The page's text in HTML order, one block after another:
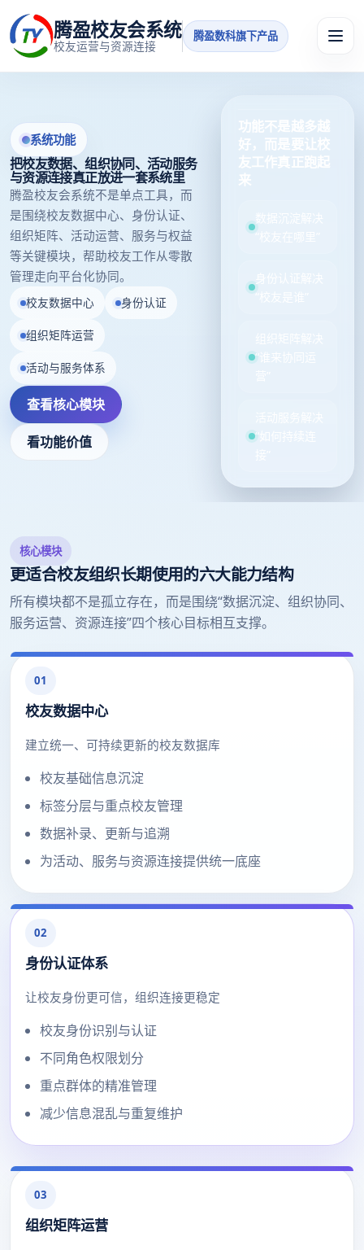
腾盈校友会系统
校友运营与资源连接
腾盈数科旗下产品
系统功能
把校友数据、组织协同、活动服务
与资源连接真正放进一套系统里
腾盈校友会系统不是单点工具，而
是围绕校友数据中心、身份认证、
组织矩阵、活动运营、服务与权益
等关键模块，帮助校友工作从零散
管理走向平台化协同。
校友数据中心 身份认证
组织矩阵运营
活动与服务体系
查看核心模块
看功能价值
功能不是越多越
好，而是要让校
友工作真正跑起
来
“校友在哪里”
“校友是谁”
“谁来协同运
“如何持续连
核心模块
更适合校友组织长期使用的六大能力结构
所有模块都不是孤立存在，而是围绕“数据沉淀、组织协同、
服务运营、资源连接”四个核心目标相互支撑。
01
校友数据中心
建立统一、可持续更新的校友数据库
校友基础信息沉淀
标签分层与重点校友管理
数据补录、更新与追溯
为活动、服务与资源连接提供统一底座
02
身份认证体系
让校友身份更可信，组织连接更稳定
校友身份识别与认证
不同角色权限划分
重点群体的精准管理
减少信息混乱与重复维护
03
组织矩阵运营